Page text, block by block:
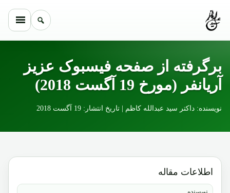
برگرفته از صفحه فیسبوک عزیز
آریانفر (مورخ 19 آگست 2018)
نویسنده: داکتر سید عبدالله کاظم | تاریخ انتشار: 19 آگست 2018
اطلاعات مقاله